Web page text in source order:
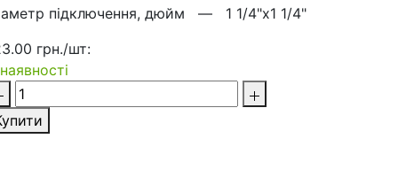
підключення, дюйм — 1 1/4"х1 1/4"
грн./шт: